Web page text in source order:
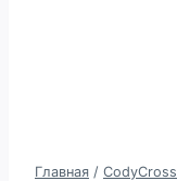
Главная /